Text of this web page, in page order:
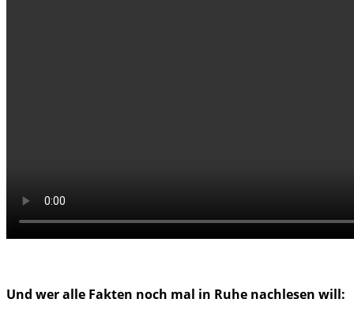
Und wer alle Fakten noch mal in Ruhe nachlesen will: